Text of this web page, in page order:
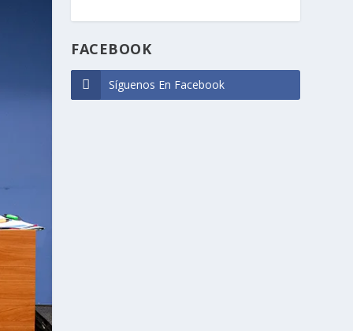
FACEBOOK
Síguenos En Facebook